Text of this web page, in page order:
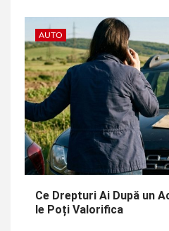
AUTO
Ce Drepturi Ai După un
le Poți Valorifica